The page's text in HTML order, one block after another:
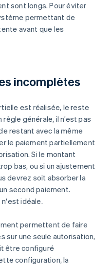
sont longs. Pour éviter
permettant de
avant que les
incomplètes
est réalisée, le reste
générale, il n’est pas
restant avec la même
le paiement partiellement
Si le montant
bas, ou si un ajustement
devrez soit absorber la
second paiement.
idéale.
permettent de faire
sur une seule autorisation,
être configuré
configuration, la